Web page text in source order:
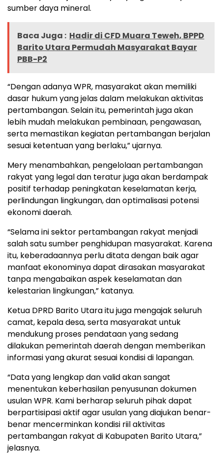
sumber daya mineral.
Baca Juga : Hadir di CFD Muara Teweh, BPPD
Barito Utara Permudah Masyarakat Bayar
PBB-P2
“Dengan adanya WPR, masyarakat akan memiliki
dasar hukum yang jelas dalam melakukan aktivitas
pertambangan. Selain itu, pemerintah juga akan
lebih mudah melakukan pembinaan, pengawasan,
serta memastikan kegiatan pertambangan berjalan
sesuai ketentuan yang berlaku,” ujarnya.
Mery menambahkan, pengelolaan pertambangan
rakyat yang legal dan teratur juga akan berdampak
positif terhadap peningkatan keselamatan kerja,
perlindungan lingkungan, dan optimalisasi potensi
ekonomi daerah.
“Selama ini sektor pertambangan rakyat menjadi
salah satu sumber penghidupan masyarakat. Karena
itu, keberadaannya perlu ditata dengan baik agar
manfaat ekonominya dapat dirasakan masyarakat
tanpa mengabaikan aspek keselamatan dan
kelestarian lingkungan,” katanya.
Ketua DPRD Barito Utara itu juga mengajak seluruh
camat, kepala desa, serta masyarakat untuk
mendukung proses pendataan yang sedang
dilakukan pemerintah daerah dengan memberikan
informasi yang akurat sesuai kondisi di lapangan.
“Data yang lengkap dan valid akan sangat
menentukan keberhasilan penyusunan dokumen
usulan WPR. Kami berharap seluruh pihak dapat
berpartisipasi aktif agar usulan yang diajukan benar-
benar mencerminkan kondisi riil aktivitas
pertambangan rakyat di Kabupaten Barito Utara,”
jelasnya.